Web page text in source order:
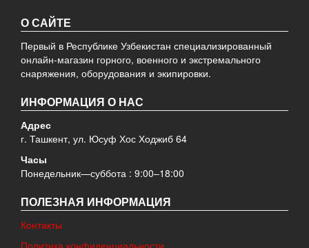
О САЙТЕ
Первый в Республике Узбекистан специализированный
онлайн-магазин горного, военного и экстремального
снаряжения, оборудования и экипировки.
ИНФОРМАЦИЯ О НАС
Адрес
г. Ташкент, ул. Юсуф Хос Ходжиб 64
Часы
Понедельник—суббота : 9:00–18:00
ПОЛЕЗНАЯ ИНФОРМАЦИЯ
Контакты